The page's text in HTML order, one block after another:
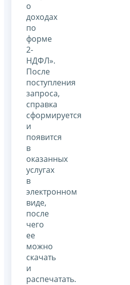
о
доходах
по
форме
2-
НДФЛ».
После
поступления
запроса,
справка
сформируется
и
появится
в
оказанных
услугах
в
электронном
виде,
после
чего
ее
можно
скачать
и
распечатать.